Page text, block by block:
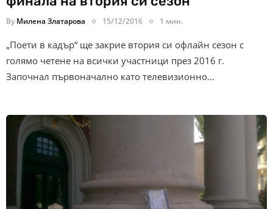
By Милена Златарова 15/12/2016 1 мин.
„Поети в кадър“ ще закрие втория си офлайн сезон с
голямо четене на всички участници през 2016 г.
Започнал първоначално като телевизионно…